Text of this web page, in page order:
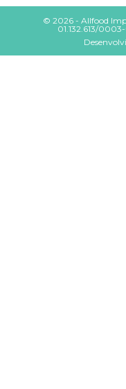
© 2026 - Allfood
01.132.613/